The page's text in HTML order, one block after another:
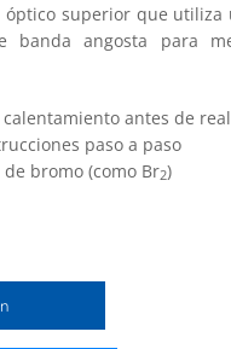
superior que
angosta para
antes de
paso a paso
bromo (como Br2)